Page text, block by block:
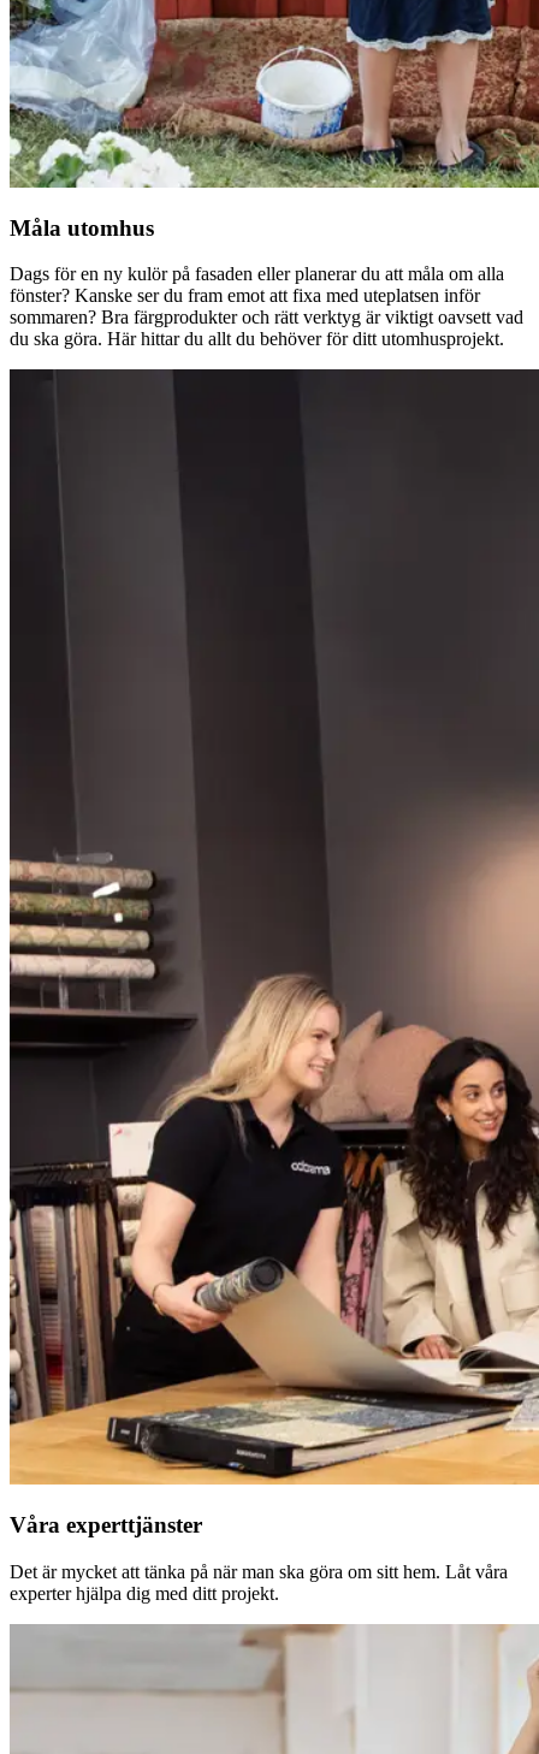
Måla utomhus
Dags för en ny kulör på fasaden eller planerar du att måla om alla
fönster? Kanske ser du fram emot att fixa med uteplatsen inför
sommaren? Bra färgprodukter och rätt verktyg är viktigt oavsett vad
du ska göra. Här hittar du allt du behöver för ditt utomhusprojekt.
Våra experttjänster
Det är mycket att tänka på när man ska göra om sitt hem. Låt våra
experter hjälpa dig med ditt projekt.